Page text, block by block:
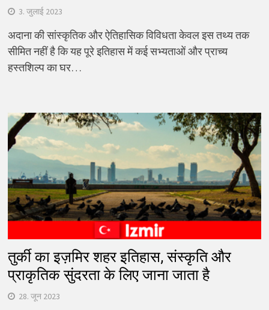
3. जुलाई 2023
अदाना की सांस्कृतिक और ऐतिहासिक विविधता केवल इस तथ्य तक
सीमित नहीं है कि यह पूरे इतिहास में कई सभ्यताओं और प्राच्य
हस्तशिल्प का घर…
तुर्की का इज़मिर शहर इतिहास, संस्कृति और
प्राकृतिक सुंदरता के लिए जाना जाता है
28. जून 2023